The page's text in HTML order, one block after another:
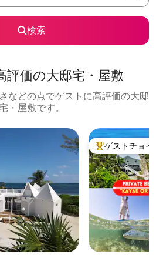
検索
評価の大邸宅・屋敷
などの点でゲストに高評価の大邸
・屋敷です。
です。 大好評のゲスト
ゲストチョイス